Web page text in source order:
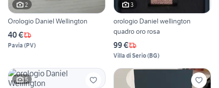
2
Orologio Daniel Wellington
40 €
Pavia (PV)
3
orologio Daniel wellington
quadro oro rosa
99 €
Villa di Serio(BG)
5